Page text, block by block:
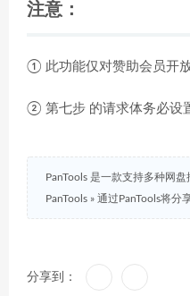
注意：
① 此功能仅对赞助会员开
② 第七步 的请求体务必设
PanTools 是一款支持多种网
PanTools » 通过PanTools将分
分享到：